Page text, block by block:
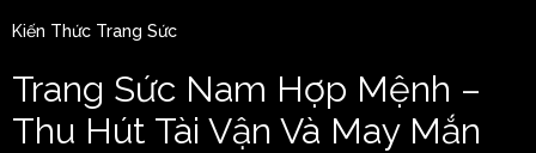
Kiến Thức Trang Sức
Trang Sức Nam Hợp Mệnh –
Thu Hút Tài Vận Và May Mắn